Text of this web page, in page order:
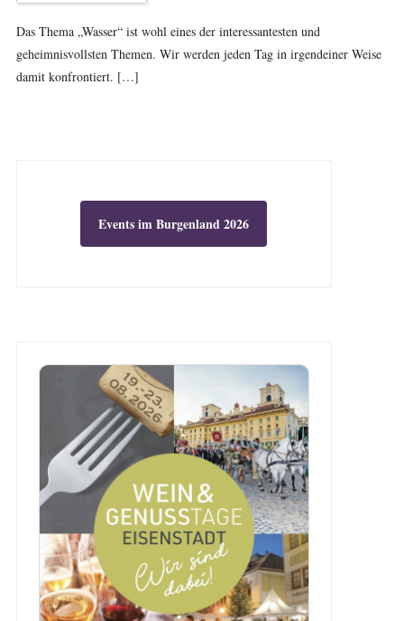
Das Thema „Wasser“ ist wohl eines der interessantesten und
geheimnisvollsten Themen. Wir werden jeden Tag in irgendeiner Weise
damit konfrontiert. […]
Events im Burgenland 2026